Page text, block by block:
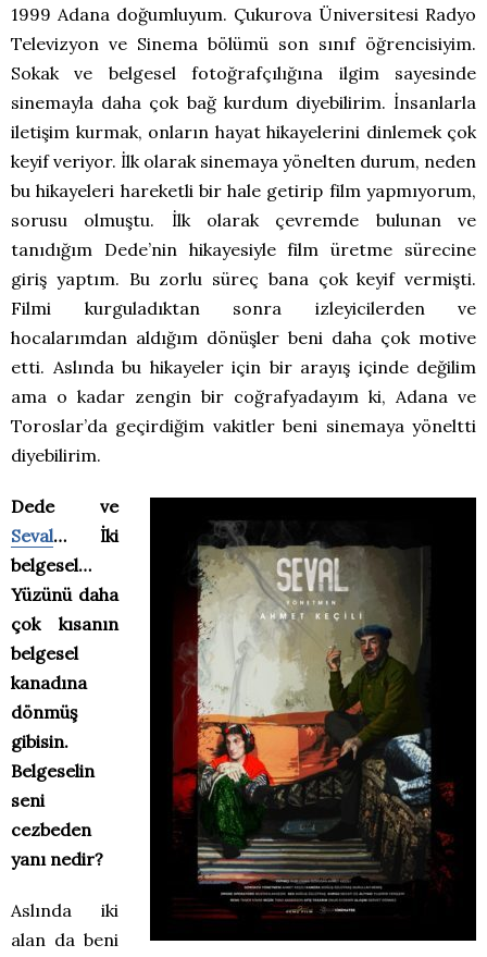
1999 Adana doğumluyum. Çukurova Üniversitesi Radyo
Televizyon ve Sinema bölümü son sınıf öğrencisiyim.
Sokak ve belgesel fotoğrafçılığına ilgim sayesinde
sinemayla daha çok bağ kurdum diyebilirim. İnsanlarla
iletişim kurmak, onların hayat hikayelerini dinlemek çok
keyif veriyor. İlk olarak sinemaya yönelten durum, neden
bu hikayeleri hareketli bir hale getirip film yapmıyorum,
sorusu olmuştu. İlk olarak çevremde bulunan ve
tanıdığım Dede’nin hikayesiyle film üretme sürecine
giriş yaptım. Bu zorlu süreç bana çok keyif vermişti.
Filmi kurguladıktan sonra izleyicilerden ve
hocalarımdan aldığım dönüşler beni daha çok motive
etti. Aslında bu hikayeler için bir arayış içinde değilim
ama o kadar zengin bir coğrafyadayım ki, Adana ve
Toroslar’da geçirdiğim vakitler beni sinemaya yöneltti
diyebilirim.
Dede ve
Seval… İki
belgesel…
Yüzünü daha
çok kısanın
belgesel
kanadına
dönmüş
gibisin.
Belgeselin
seni
cezbeden
yanı nedir?
Aslında iki
alan da beni